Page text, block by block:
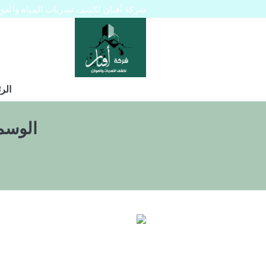
شركة أفنان لكشف تسربات المياه والعوازل